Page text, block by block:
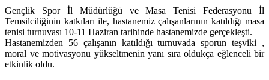
Gençlik Spor İl Müdürlüğü ve Masa Tenisi Federasyonu İl
Temsilciliğinin katkıları ile, hastanemiz çalışanlarının katıldığı masa
tenisi turnuvası 10-11 Haziran tarihinde hastanemizde gerçekleşti.
Hastanemizden 56 çalışanın katıldığı turnuvada sporun teşviki ,
moral ve motivasyonu yükseltmenin yanı sıra oldukça eğlenceli bir
etkinlik oldu.